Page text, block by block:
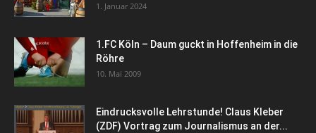
1. Januar 2024
1.FC Köln – Daum guckt in Hoffenheim in die
Röhre
10. Mai 2009
Eindrucksvolle Lehrstunde! Claus Kleber
(ZDF) Vortrag zum Journalismus an der...